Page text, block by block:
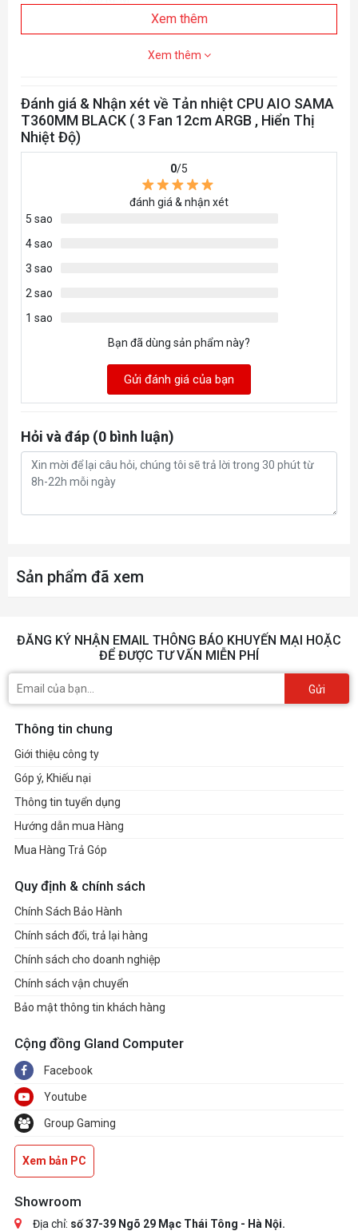
bơm
Radiator
(CxRxD)
Quạt
dài ống
quạt
chế độ
Tính năng nổi bật
năng nổi
bật
Ống bọc lưới cao cấp
Led ARGB dễ dàng tùy chỉnh, đồng bộ
Mặt Led hiển thị thông số nhiệt độ, tốc độ quạt, bơm
Xem thêm
Xem thêm
Đánh giá & Nhận xét về Tản nhiệt CPU AIO SAMA
T360MM BLACK ( 3 Fan 12cm ARGB , Hiển Thị
Nhiệt Độ)
0/5
đánh giá & nhận xét
5 sao
4 sao
3 sao
2 sao
1 sao
Bạn đã dùng sản phẩm này?
Gửi đánh giá của bạn
Hỏi và đáp (0 bình luận)
Sản phẩm đã xem
ĐĂNG KÝ NHẬN EMAIL THÔNG BÁO KHUYẾN MẠI HOẶC
ĐỂ ĐƯỢC TƯ VẤN MIỄN PHÍ
Gửi
Thông tin chung
Giới thiệu công ty
Góp ý, Khiếu nại
Thông tin tuyển dụng
Hướng dẫn mua Hàng
Mua Hàng Trả Góp
Quy định & chính sách
Chính Sách Bảo Hành
Chính sách đổi, trả lại hàng
Chính sách cho doanh nghiệp
Chính sách vận chuyển
Bảo mật thông tin khách hàng
Cộng đồng Gland Computer
Facebook
Youtube
Group Gaming
Xem bản PC
Showroom
Địa chỉ: số 37-39 Ngõ 29 Mạc Thái Tông - Hà Nội.